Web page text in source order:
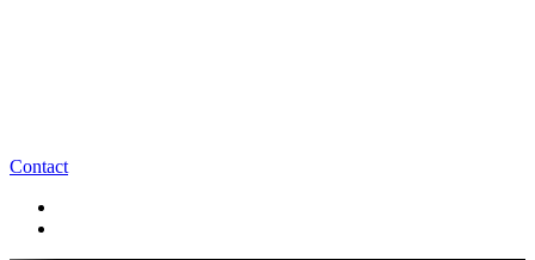
Contact